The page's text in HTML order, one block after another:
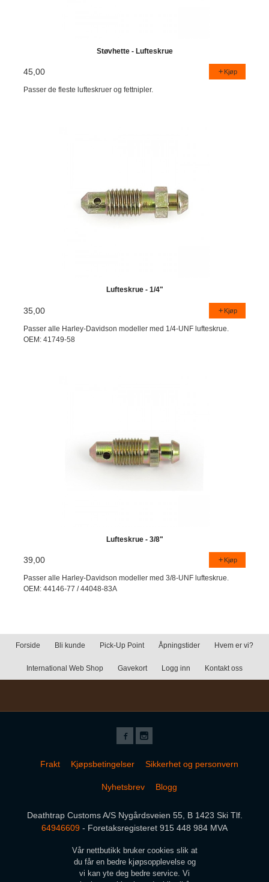
Støvhette - Lufteskrue
45,00 Kjøp
Passer de fleste lufteskruer og fettnipler.
Lufteskrue - 1/4"
35,00 Kjøp
Passer alle Harley-Davidson modeller med 1/4-UNF lufteskrue.
OEM: 41749-58
Lufteskrue - 3/8"
39,00 Kjøp
Passer alle Harley-Davidson modeller med 3/8-UNF lufteskrue.
OEM: 44146-77 / 44048-83A
Forside Bli kunde Pick-Up Point Åpningstider Hvem er vi?
International Web Shop Gavekort Logg inn Kontakt oss
Frakt Kjøpsbetingelser Sikkerhet og personvern
Nyhetsbrev Blogg
Deathtrap Customs A/S Nygårdsveien 55, B 1423 Ski Tlf.
64946609 - Foretaksregisteret 915 448 984 MVA
Vår nettbutikk bruker cookies slik at
du får en bedre kjøpsopplevelse og
vi kan yte deg bedre service. Vi